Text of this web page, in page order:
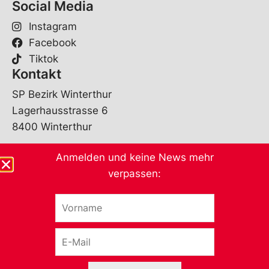
Social Media
Instagram
Facebook
Tiktok
Kontakt
SP Bezirk Winterthur
Lagerhausstrasse 6
8400 Winterthur
mail@spwinti.ch
052 213 51 69
Andere Sektionen
Anmelden und keine News mehr
verpassen:
r
m
M